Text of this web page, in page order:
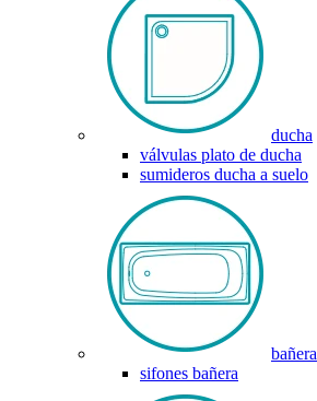
ducha
válvulas plato de ducha
sumideros ducha a suelo
bañera
sifones bañera